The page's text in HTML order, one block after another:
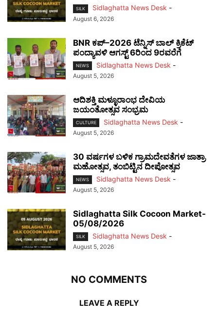
SILK Sidlaghatta News Desk -
August 6, 2026
BNR ಕಪ್–2026 ಟೆನ್ನಿಸ್ ಬಾಲ್ ಕ್ರಿಕೆಟ್
ಪಂದ್ಯಾವಳಿ ಆಗಸ್ಟ್ 6ರಿಂದ 9ರವರೆಗೆ
NEWS Sidlaghatta News Desk -
August 5, 2026
ಆದಿಶಕ್ತಿ ಮಳ್ಳೂರಾಂಭ ದೇವಿಯ
ಜಯಂತೋತ್ಸವ ಸಂಭ್ರಮ
CULTURE Sidlaghatta News Desk -
August 5, 2026
30 ವರ್ಷಗಳ ಬಳಿಕ ಗ್ರಾಮದೇವತೆಗಳ ಜಾತ್ರಾ
ಮಹೋತ್ಸವ, ತಂಬಿಟ್ಟಿನ ದೀಪೋತ್ಸವ
NEWS Sidlaghatta News Desk -
August 5, 2026
Sidlaghatta Silk Cocoon Market-
05/08/2026
SILK Sidlaghatta News Desk -
August 5, 2026
NO COMMENTS
LEAVE A REPLY